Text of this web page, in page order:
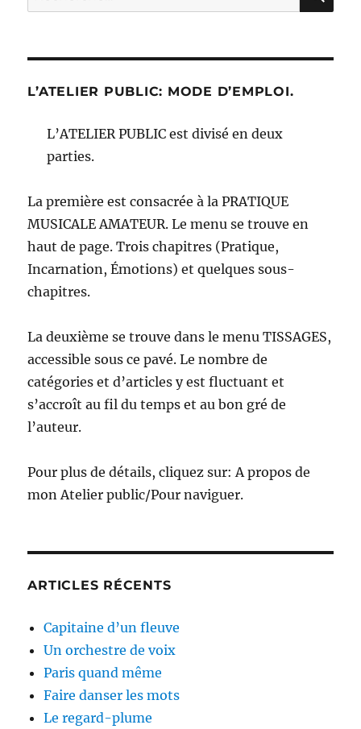
pour :
L’ATELIER PUBLIC: MODE D’EMPLOI.
L’ATELIER PUBLIC est divisé en deux
parties.
La première est consacrée à la PRATIQUE
MUSICALE AMATEUR. Le menu se trouve en
haut de page. Trois chapitres (Pratique,
Incarnation, Émotions) et quelques sous-
chapitres.
La deuxième se trouve dans le menu TISSAGES,
accessible sous ce pavé. Le nombre de
catégories et d’articles y est fluctuant et
s’accroît au fil du temps et au bon gré de
l’auteur.
Pour plus de détails, cliquez sur: A propos de
mon Atelier public/Pour naviguer.
ARTICLES RÉCENTS
Capitaine d’un fleuve
Un orchestre de voix
Paris quand même
Faire danser les mots
Le regard-plume